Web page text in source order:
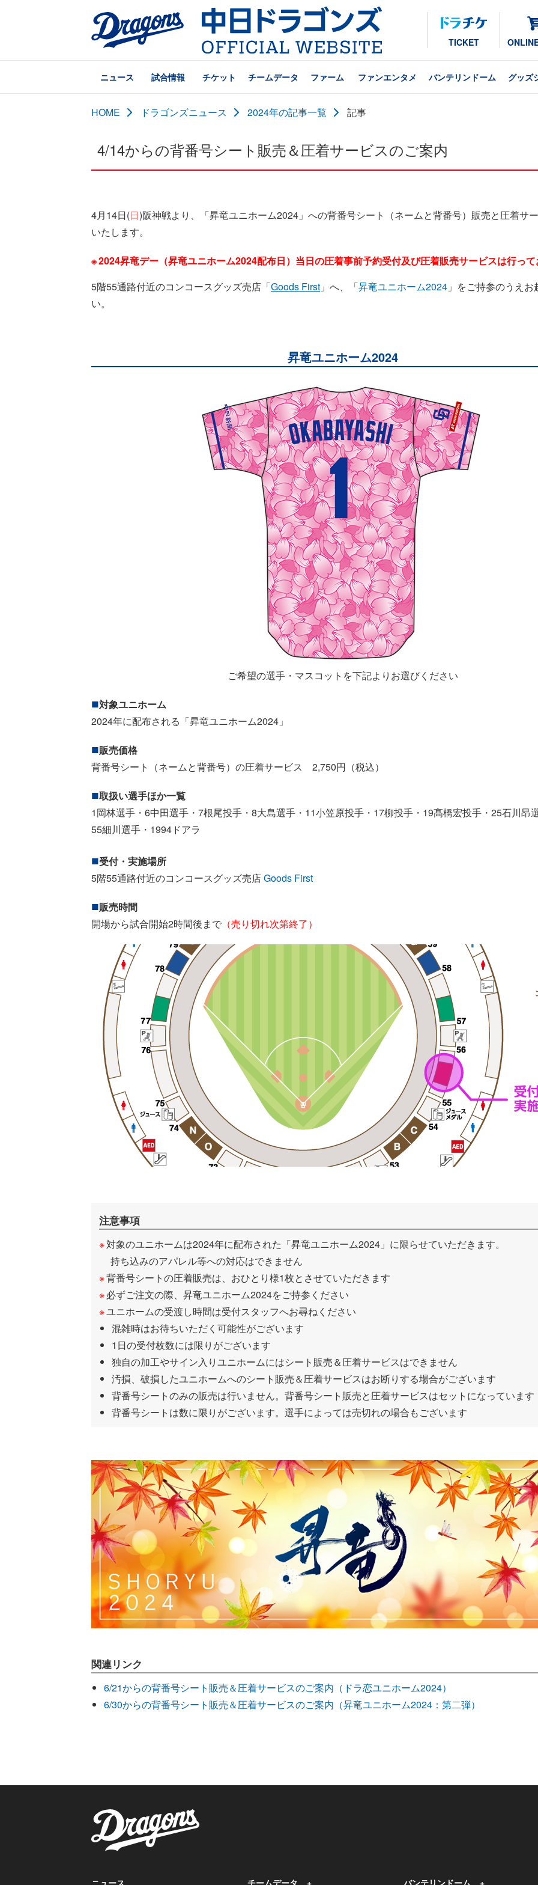
TICKET
ニュース 試合情報 チケット チームデータ ファーム ファンエンタメ バンテリンドーム グッズ
HOME ドラゴンズニュース 2024年の記事一覧 記事
4/14からの背番号シート販売＆圧着サービスのご案内
4月14日(日)阪神戦より、「昇竜ユニホーム2024」への背番号シート（ネームと背番号）販売と圧着サ
いたします。
2024昇竜デー（昇竜ユニホーム2024配布日）当日の圧着事前予約受付及び圧着販売サービスは行っ
5階55通路付近のコンコースグッズ売店「Goods First 」へ、「昇竜ユニホーム2024 」をご持参のうえ
い。
昇竜ユニホーム2024
ご希望の選手・マスコットを下記よりお選びください
対象ユニホーム
2024年に配布される「昇竜ユニホーム2024」
販売価格
背番号シート（ネームと背番号）の圧着サービス 2,750円（税込）
取扱い選手ほか一覧
1岡林選手・ 6中田選手・ 7根尾投手・ 8大島選手・ 11小笠原投手・ 17柳投手・ 19髙橋宏投手・ 25石川昂
55細川選手・ 1994ドアラ
受付・実施場所
5階55通路付近のコンコースグッズ売店Goods First
販売時間
開場から試合開始2時間後まで （売り切れ次第終了）
注意事項
対象のユニホームは2024年に配布された「昇竜ユニホーム2024」に限らせていただきます。
持ち込みのアパレル等への対応はできません
背番号シートの圧着販売は、おひとり様1枚とさせていただきます
必ずご注文の際、昇竜ユニホーム2024をご持参ください
ユニホームの受渡し時間は受付スタッフへお尋ねください
混雑時はお待ちいただく可能性がございます
1日の受付枚数には限りがございます
独自の加工やサイン入りユニホームにはシート販売＆圧着サービスはできません
汚損、破損したユニホームへのシート販売＆圧着サービスはお断りする場合がございます
背番号シートのみの販売は行いません。背番号シート販売と圧着サービスはセットになっています
背番号シートは数に限りがございます。選手によっては売切れの場合もございます
関連リンク
6/21からの背番号シート販売＆圧着サービスのご案内（ドラ恋ユニホーム2024）
6/30からの背番号シート販売＆圧着サービスのご案内（昇竜ユニホーム2024：第二弾）